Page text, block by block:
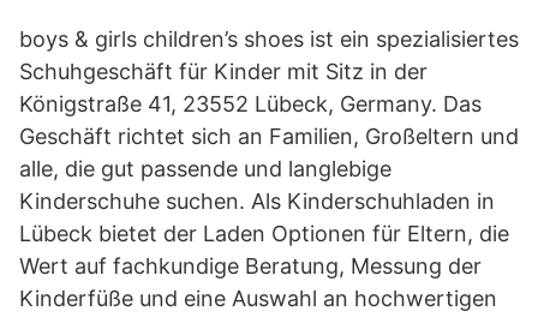
boys & girls children’s shoes ist ein spezialisiertes
Schuhgeschäft für Kinder mit Sitz in der
Königstraße 41, 23552 Lübeck, Germany. Das
Geschäft richtet sich an Familien, Großeltern und
alle, die gut passende und langlebige
Kinderschuhe suchen. Als Kinderschuhladen in
Lübeck bietet der Laden Optionen für Eltern, die
Wert auf fachkundige Beratung, Messung der
Kinderfüße und eine Auswahl an hochwertigen